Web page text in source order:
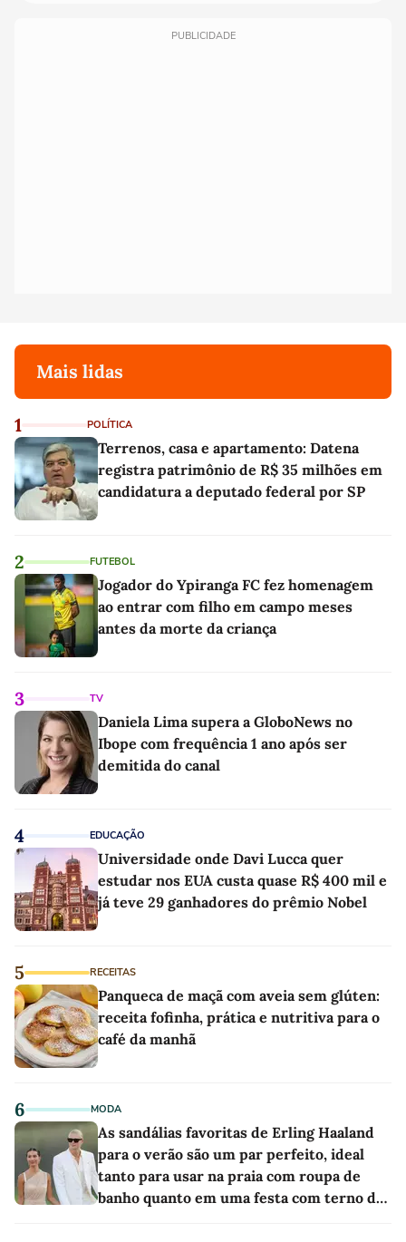
PUBLICIDADE
Mais lidas
1 POLÍTICA
Terrenos, casa e apartamento: Datena
registra patrimônio de R$ 35 milhões em
candidatura a deputado federal por SP
2 FUTEBOL
Jogador do Ypiranga FC fez homenagem
ao entrar com filho em campo meses
antes da morte da criança
3 TV
Daniela Lima supera a GloboNews no
Ibope com frequência 1 ano após ser
demitida do canal
4 EDUCAÇÃO
Universidade onde Davi Lucca quer
estudar nos EUA custa quase R$ 400 mil e
já teve 29 ganhadores do prêmio Nobel
5 RECEITAS
Panqueca de maçã com aveia sem glúten:
receita fofinha, prática e nutritiva para o
café da manhã
6 MODA
As sandálias favoritas de Erling Haaland
para o verão são um par perfeito, ideal
tanto para usar na praia com roupa de
banho quanto em uma festa com terno de